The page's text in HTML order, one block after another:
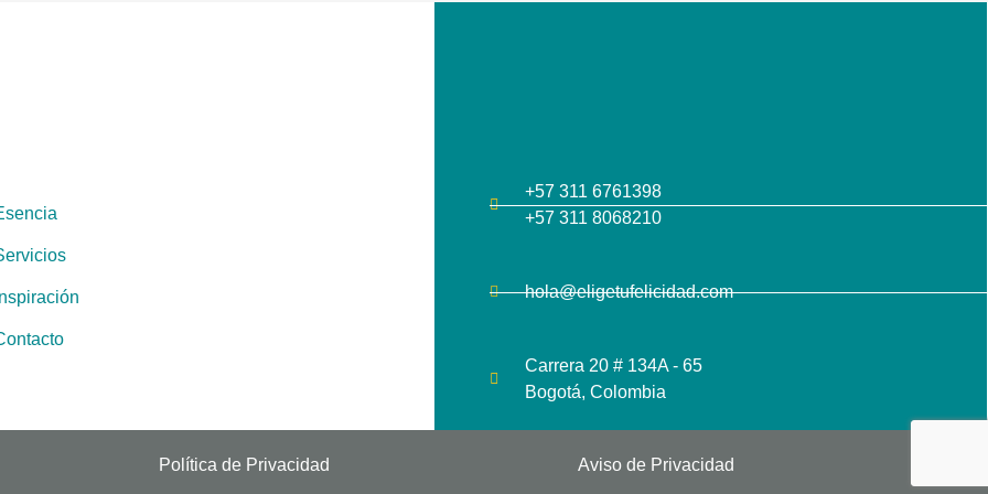
Inspiración
+57 311 6761398
+57 311 8068210
hola@eligetufelicidad.com
Carrera 20 # 134A - 65
Bogotá, Colombia
Política de Privacidad Aviso de Privacidad